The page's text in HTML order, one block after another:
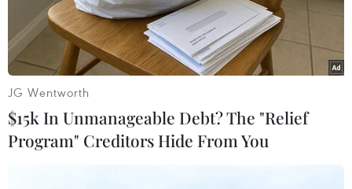
lệ cho VEC từ nguồn vốn nêu trên theo đúng
Nghị quyết số 191/2025/QH15 ngày 19/2/2025 của
Quốc hội./.
Được tăng vốn, VEC sẽ
'nâng đời’ hàng loạt tuyến
đường cao tốc
JG Wentworth
$15k In Unmanageable Debt? The "Relief
Program" Creditors Hide From You